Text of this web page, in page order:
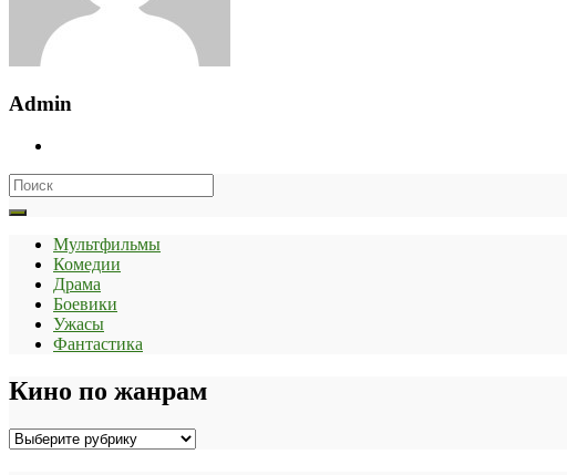
Admin
Search
for:
Мультфильмы
Комедии
Драма
Боевики
Ужасы
Фантастика
Кино по жанрам
Кино